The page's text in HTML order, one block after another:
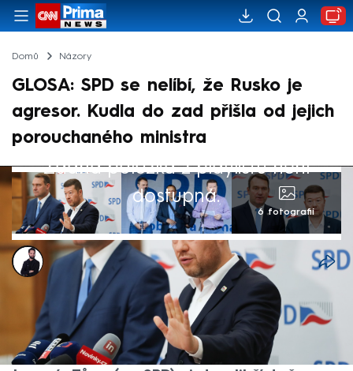
Domů Názory
GLOSA: SPD se nelíbí, že Rusko je
agresor. Kudla do zad přišla od jejich
porouchaného ministra
Žádná položka z playlistu není
dostupná.
6 fotografií
Marek Veselý
21. pro 2025, 14:56
Českou politickou scénou rezonuje krátce
před Vánoci velmi bizarní událost.
Místopředseda vlády a ministr obrany